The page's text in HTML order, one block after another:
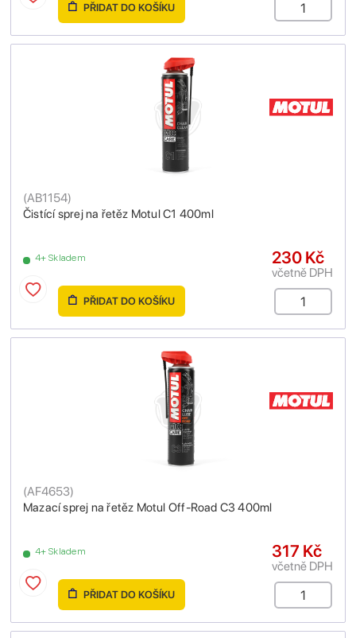
PŘIDAT DO KOŠÍKU
Čistící sprej na řetěz Motul C1 400ml
(AB1154)
4+ Skladem 230 Kč
včetně DPH
PŘIDAT DO KOŠÍKU
Mazací sprej na řetěz Motul Off-Road C3 400ml
(AF4653)
4+ Skladem 317 Kč
včetně DPH
PŘIDAT DO KOŠÍKU